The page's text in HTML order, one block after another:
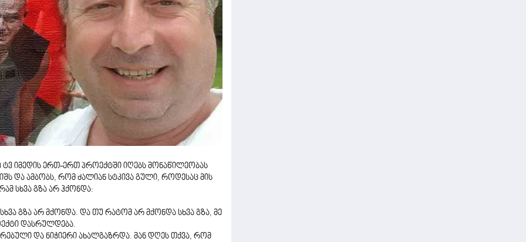
იმედის ერთ-ერთ პროექტში იღებს მონაწილეობას
და ამბობს, რომ ძალიან სტკივა გული, როდესაც მის
სხვა გზა არ ჰქონდა:
გზა არ მქონდა. და თუ რატომ არ მქონდა სხვა გზა, მე
დასრულდება.
და ნიჭიერი ახალგაზრდა. მან დღეს თქვა, რომ